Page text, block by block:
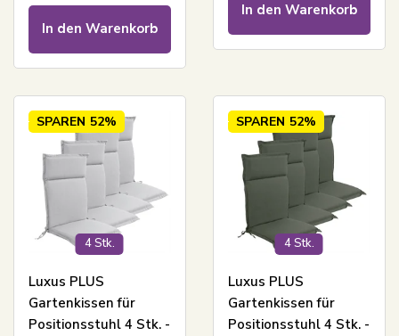
beständigem Bezug -
Kissen
In den Warenkorb
In den Warenkorb
4 Stk.
SPAREN 52%
Luxus PLUS
Gartenkissen für
Positionsstuhl 4 Stk. -
4 Stk.
SPAREN 52%
Luxus PLUS
Gartenkissen für
Positionsstuhl 4 Stk. -